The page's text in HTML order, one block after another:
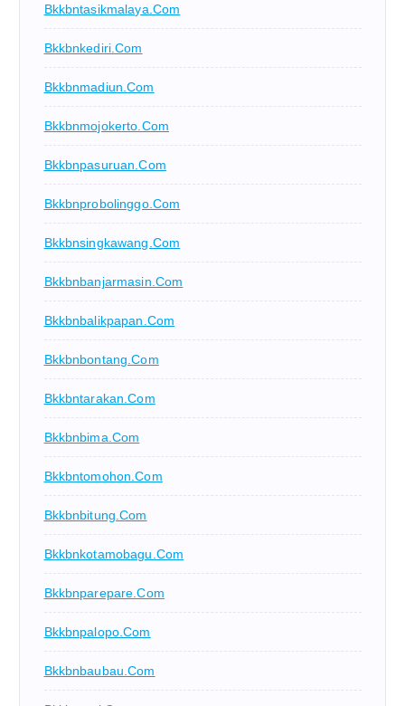
Bkkbntasikmalaya.com
Bkkbnkediri.com
Bkkbnmadiun.com
Bkkbnmojokerto.com
Bkkbnpasuruan.com
Bkkbnprobolinggo.com
Bkkbnsingkawang.com
Bkkbnbanjarmasin.com
Bkkbnbalikpapan.com
Bkkbnbontang.com
Bkkbntarakan.com
Bkkbnbima.com
Bkkbntomohon.com
Bkkbnbitung.com
Bkkbnkotamobagu.com
Bkkbnparepare.com
Bkkbnpalopo.com
Bkkbnbaubau.com